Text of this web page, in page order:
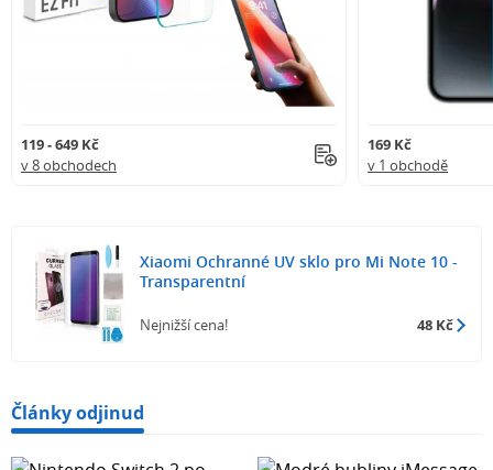
119 - 649 Kč
v 8 obchodech
169 Kč
v 1 obchodě
Xiaomi Ochranné UV sklo pro Mi Note 10 -
Transparentní
Nejnižší cena! 48 Kč
Články odjinud